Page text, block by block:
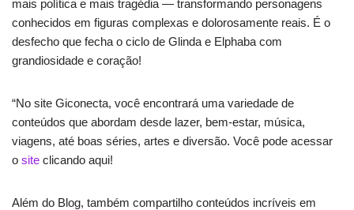
mais política e mais tragédia — transformando personagens
conhecidos em figuras complexas e dolorosamente reais. É o
desfecho que fecha o ciclo de Glinda e Elphaba com
grandiosidade e coração!
“No site Giconecta, você encontrará uma variedade de
conteúdos que abordam desde lazer, bem-estar, música,
viagens, até boas séries, artes e diversão. Você pode acessar
o site clicando aqui!
Além do Blog, também compartilho conteúdos incríveis em